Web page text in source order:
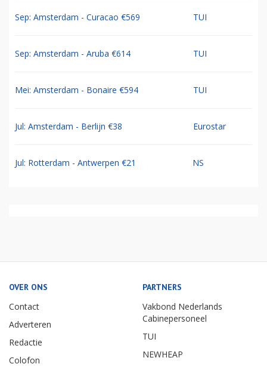
Sep: Amsterdam - Curacao €569 TUI
Sep: Amsterdam - Aruba €614 TUI
Mei: Amsterdam - Bonaire €594 TUI
Jul: Amsterdam - Berlijn €38 Eurostar
Jul: Rotterdam - Antwerpen €21 NS
OVER ONS
Contact
Adverteren
Redactie
Colofon
PARTNERS
Vakbond Nederlands
Cabinepersoneel
TUI
NEWHEAP